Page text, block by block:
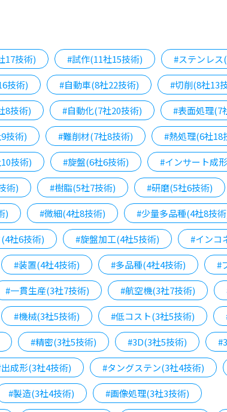
17技術) #試作(11社15技術) #ステンレス
技術) #自動車(8社22技術) #切削(8社13
8技術) #自動化(7社20技術) #表面処理(7
技術) #難削材(7社8技術) #熱処理(6社18
技術) #旋盤(6社6技術) #インサート成
術) #樹脂(5社7技術) #研磨(5社6技術)
) #微細(4社8技術) #少量多品種(4社8技
社6技術) #旋盤加工(4社5技術) #インコ
#装置(4社4技術) #多品種(4社4技術) #
#一貫生産(3社7技術) #航空機(3社7技術)
#機械(3社5技術) #低コスト(3社5技術)
#精密(3社5技術) #3D(3社5技術)
成形(3社4技術) #タングステン(3社4技術)
#製造(3社4技術) #画像処理(3社3技術)